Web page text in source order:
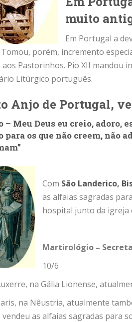
muito
Em Portugal a
porém, incremento
aos Pastorinhos. Pio XII mandou
Litúrgico português.
Anjo de Portugal,
– Meu Deus eu creio, adoro,
para os que não creem, não
Com São Landerico,
as alfaias sagradas
hospital junto da igreja
Martirológio –
10/6
na Gália Lionense,
na Nêustria, atualmente
vendeu as alfaias sagradas para